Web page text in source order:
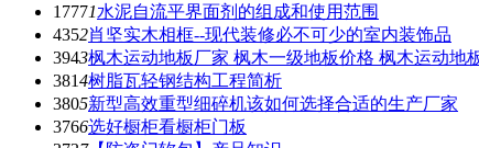
17771水泥自流平界面剂的组成和使用范围
4352肖坚实木相框--现代装修必不可少的室内装饰品
3943枫木运动地板厂家 枫木一级地板价格 枫木运动地
3814树脂瓦轻钢结构工程简析
3805新型高效重型细碎机该如何选择合适的生产厂家
3766选好橱柜看橱柜门板